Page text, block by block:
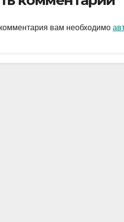
s
A
p
а
в
ть
вам необходимо